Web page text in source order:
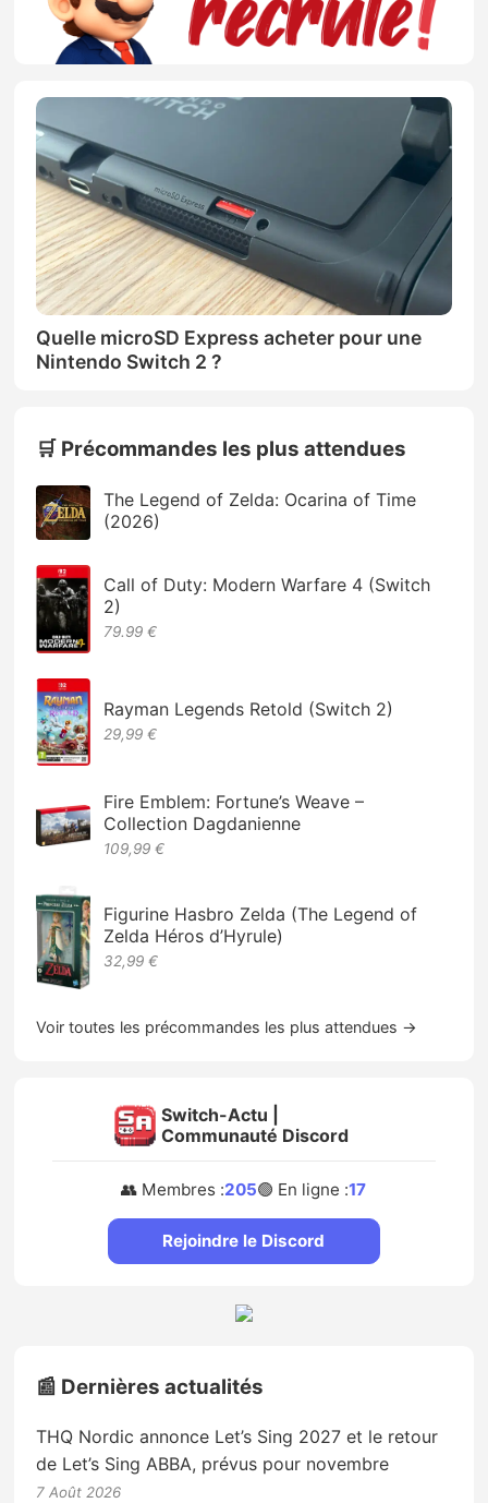
Quelle microSD Express acheter pour une
Nintendo Switch 2 ?
🛒 Précommandes les plus attendues
The Legend of Zelda: Ocarina of Time
(2026)
Call of Duty: Modern Warfare 4 (Switch
2)
79.99 €
Rayman Legends Retold (Switch 2)
29,99 €
Fire Emblem: Fortune’s Weave –
Collection Dagdanienne
109,99 €
Figurine Hasbro Zelda (The Legend of
Zelda Héros d’Hyrule)
32,99 €
Voir toutes les précommandes les plus attendues →
Switch-Actu |
Communauté Discord
👥 Membres :205🟢 En ligne :17
Rejoindre le Discord
📰 Dernières actualités
THQ Nordic annonce Let’s Sing 2027 et le retour
de Let’s Sing ABBA, prévus pour novembre
7 Août 2026